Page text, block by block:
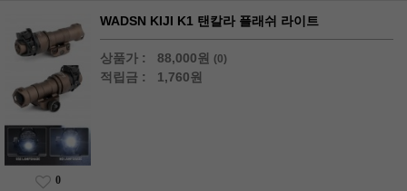
WADSN KIJI K1 탠칼라 플래쉬 라이트
상품가 : 88,000원 (0)
적립금 : 1,760원
0